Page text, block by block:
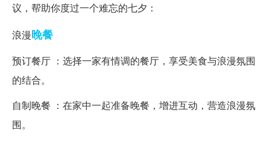
议，帮助你度过一个难忘的七夕：
浪漫晚餐
预订餐厅 ：选择一家有情调的餐厅，享受美食与浪漫氛围
的结合。
自制晚餐 ：在家中一起准备晚餐，增进互动，营造浪漫氛
围。